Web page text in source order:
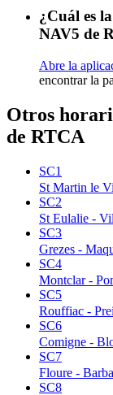
¿Cuál es
NAV5 de
Abre la
encontrar la
Otros
de RTCA
SC1
St Martin le
SC2
St Eulalie -
SC3
Grezes -
SC4
Montclar -
SC5
Rouffiac -
SC6
Comigne -
SC7
Floure -
SC8